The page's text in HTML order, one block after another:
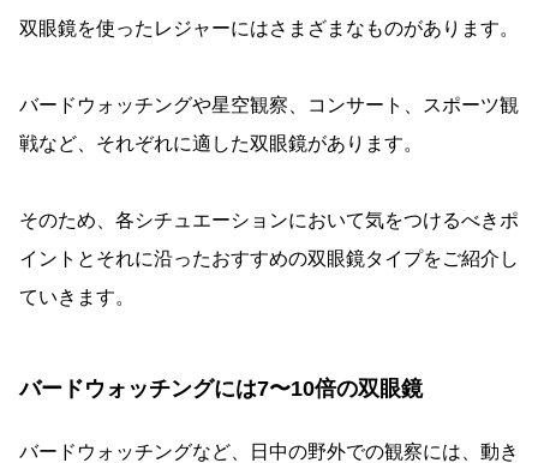
双眼鏡を使ったレジャーにはさまざまなものがあります。
バードウォッチングや星空観察、コンサート、スポーツ観
戦など、それぞれに適した双眼鏡があります。
そのため、各シチュエーションにおいて気をつけるべきポ
イントとそれに沿ったおすすめの双眼鏡タイプをご紹介し
ていきます。
バードウォッチングには7〜10倍の双眼鏡
バードウォッチングなど、日中の野外での観察には、動き